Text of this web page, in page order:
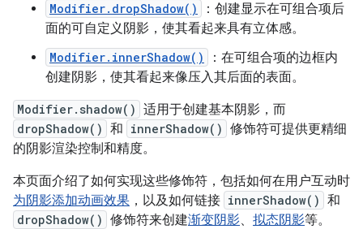
Modifier.dropShadow()
：创建显示在可组合项后
面的可自定义阴影，使其看起来具有立体感。
Modifier.innerShadow()
：在可组合项的边框内
创建阴影，使其看起来像压入其后面的表面。
Modifier.shadow() 适用于创建基本阴影，而
dropShadow() 和 innerShadow() 修饰符可提供更精细
的阴影渲染控制和精度。
本页面介绍了如何实现这些修饰符，包括如何在用户互动时
为阴影添加动画效果 ，以及如何链接 innerShadow() 和
dropShadow() 修饰符来创建渐变阴影、 拟态阴影等。